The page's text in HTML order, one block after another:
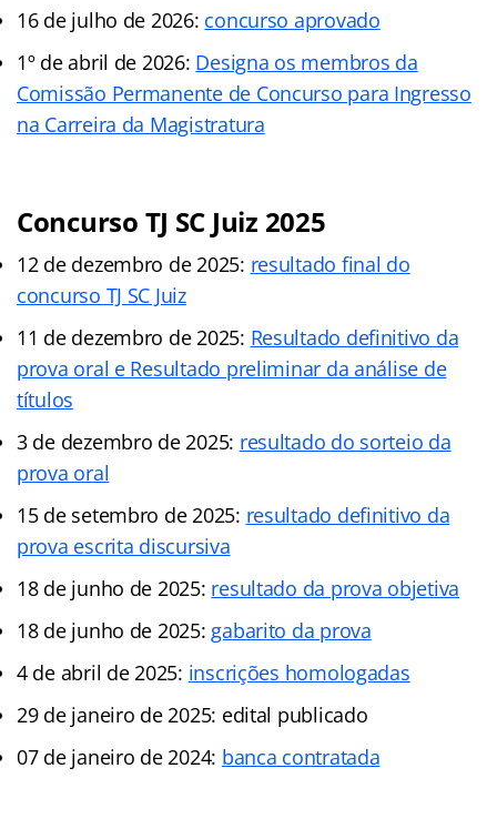
16 de julho de 2026: concurso aprovado
1º de abril de 2026: Designa os membros da
Comissão Permanente de Concurso para Ingresso
na Carreira da Magistratura
Concurso TJ SC Juiz 2025
12 de dezembro de 2025: resultado final do
concurso TJ SC Juiz
11 de dezembro de 2025: Resultado definitivo da
prova oral e Resultado preliminar da análise de
títulos
3 de dezembro de 2025: resultado do sorteio da
prova oral
15 de setembro de 2025: resultado definitivo da
prova escrita discursiva
18 de junho de 2025: resultado da prova objetiva
18 de junho de 2025: gabarito da prova
4 de abril de 2025: inscrições homologadas
29 de janeiro de 2025: edital publicado
07 de janeiro de 2024: banca contratada